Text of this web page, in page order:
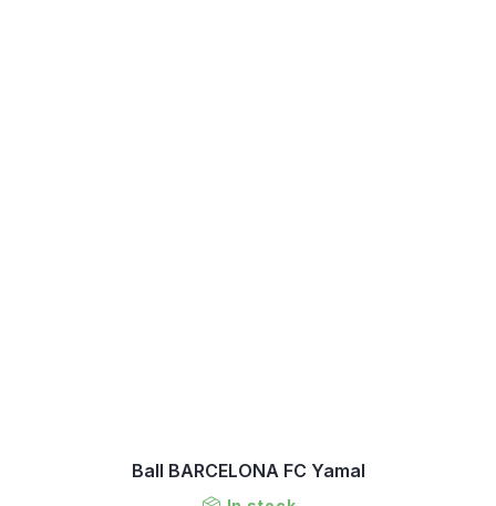
Ball BARCELONA FC Yamal